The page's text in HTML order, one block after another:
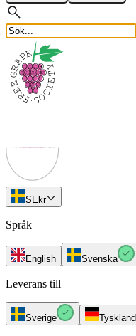
SEkr
Språk
English Svenska
Leverans till
Sverige Tyskland